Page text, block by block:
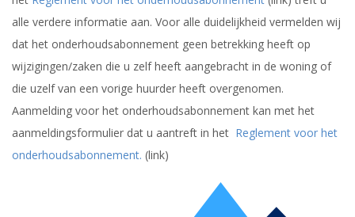
alle verdere informatie aan. Voor alle duidelijkheid vermelden wij
dat het onderhoudsabonnement geen betrekking heeft op
wijzigingen/zaken die u zelf heeft aangebracht in de woning of
die uzelf van een vorige huurder heeft overgenomen.
Aanmelding voor het onderhoudsabonnement kan met het
aanmeldingsformulier dat u aantreft in het Reglement voor het
onderhoudsabonnement. (link)